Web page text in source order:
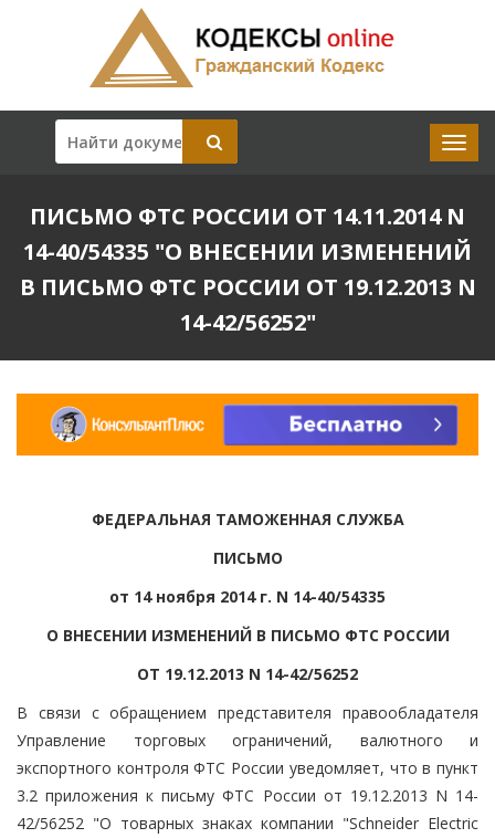
ПИСЬМО ФТС РОССИИ ОТ 14.11.2014 N
14-40/54335 "О ВНЕСЕНИИ ИЗМЕНЕНИЙ
В ПИСЬМО ФТС РОССИИ ОТ 19.12.2013 N
14-42/56252"
ФЕДЕРАЛЬНАЯ ТАМОЖЕННАЯ СЛУЖБА
ПИСЬМО
от 14 ноября 2014 г. N 14-40/54335
О ВНЕСЕНИИ ИЗМЕНЕНИЙ В ПИСЬМО ФТС РОССИИ
ОТ 19.12.2013 N 14-42/56252
В связи с обращением представителя правообладателя
Управление торговых ограничений, валютного и
экспортного контроля ФТС России уведомляет, что в пункт
3.2 приложения к письму ФТС России от 19.12.2013 N 14-
42/56252 "О товарных знаках компании "Schneider Electric